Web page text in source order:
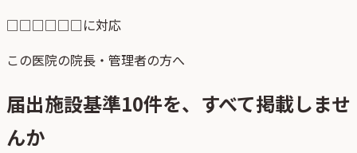
□□□□□□に対応
この医院の院長・管理者の方へ
届出施設基準10件を、すべて掲載しませ
んか